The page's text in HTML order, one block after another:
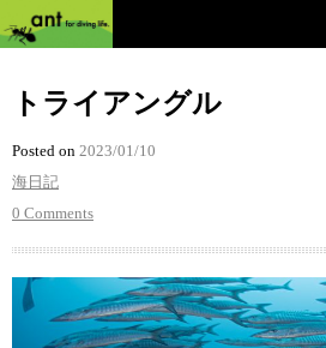
トライアングル
Posted on 2023/01/10
海日記
0 Comments